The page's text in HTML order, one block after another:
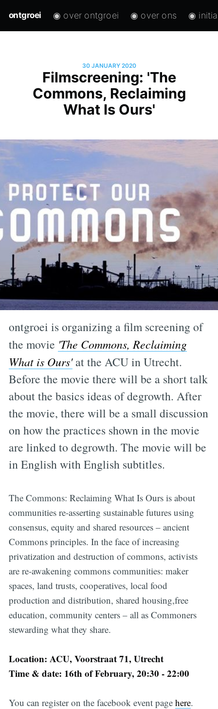
ontgroei ◉ over ontgroei ◉ over ons ◉
30 JANUARY 2020
Filmscreening: 'The
Commons, Reclaiming
What Is Ours'
ontgroei is organizing a film screening of
the movie 'The Commons, Reclaiming
What is Ours'at the ACU in Utrecht.
Before the movie there will be a short talk
about the basics ideas of degrowth. After
the movie, there will be a small discussion
on how the practices shown in the movie
are linked to degrowth. The movie will be
in English with English subtitles.
The Commons: Reclaiming What Is Ours is about
communities re-asserting sustainable futures using
consensus, equity and shared resources – ancient
Commons principles. In the face of increasing
privatization and destruction of commons, activists
are re-awakening commons communities: maker
spaces, land trusts, cooperatives, local food
production and distribution, shared housing,free
education, community centers – all as Commoners
stewarding what they share.
Location: ACU, Voorstraat 71, Utrecht
Time & date: 16th of February, 20:30 - 22:00
You can register on the facebook event page here.